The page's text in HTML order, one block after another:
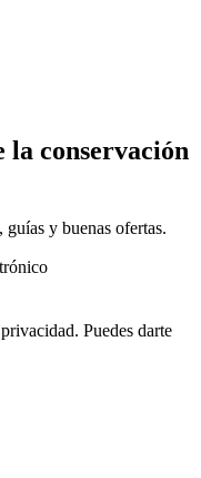
la conservación
y buenas ofertas.
Puedes darte